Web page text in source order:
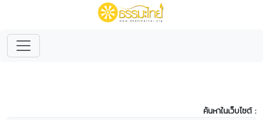
ค้นหาในเว็บไซต์ :